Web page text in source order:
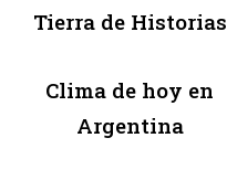
Tierra de Historias
Clima de hoy en
Argentina